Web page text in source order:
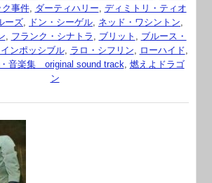
ク事件, ダーティハリー ディミトリ・ティオ
ーズ ドン・シーゲル ネッド・ワシントン
フランク・シナトラ ブリット
ブルース・
ンポッシブル, ラロ・シフリン ローハイド
音楽集 original sound track 燃えよドラゴ
ン